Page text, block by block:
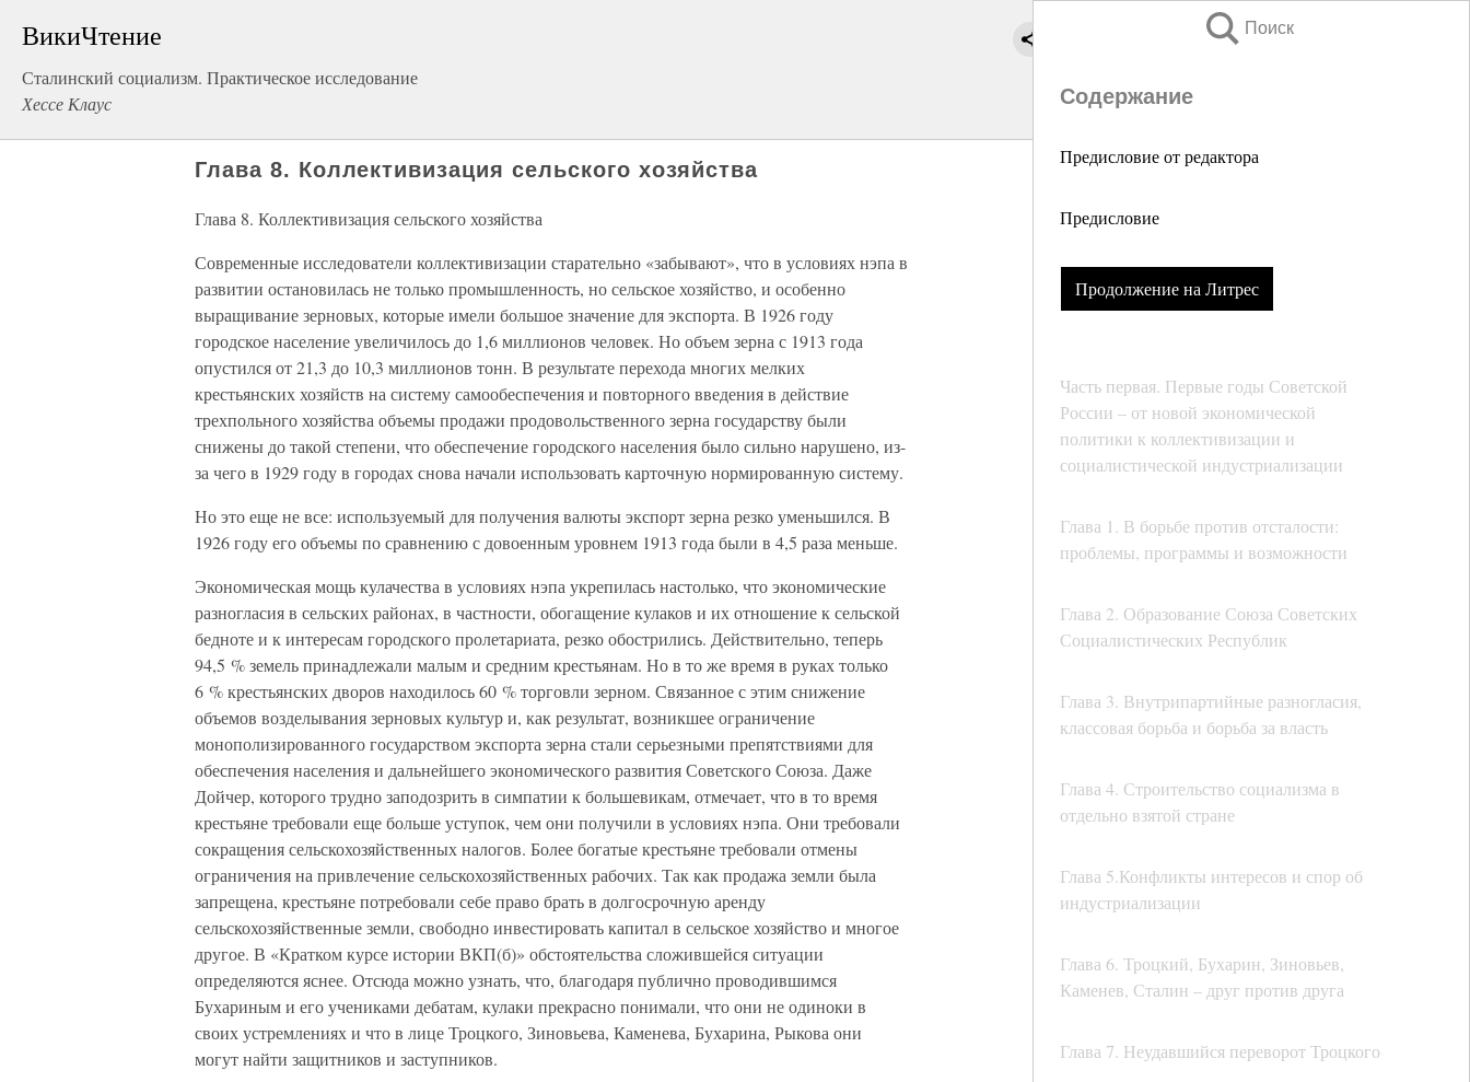
ВикиЧтение
Сталинский социализм. Практическое исследование
Хессе Клаус
Поиск
Содержание
Предисловие от редактора
Предисловие
Продолжение на Литрес
Часть первая. Первые годы Советской
России – от новой экономической
политики к коллективизации и
социалистической индустриализации
Глава 1. В борьбе против отсталости:
проблемы, программы и возможности
Глава 2. Образование Союза Советских
Социалистических Республик
Глава 3. Внутрипартийные разногласия,
классовая борьба и борьба за власть
Глава 4. Строительство социализма в
отдельно взятой стране
Глава 5.Конфликты интересов и спор об
индустриализации
Глава 6. Троцкий, Бухарин, Зиновьев,
Каменев, Сталин – друг против друга
Глава 7. Неудавшийся переворот Троцкого
Глава 8. Коллективизация сельского хозяйства
Глава 8. Коллективизация сельского хозяйства
Современные исследователи коллективизации старательно «забывают», что в условиях нэпа в
развитии остановилась не только промышленность, но сельское хозяйство, и особенно
выращивание зерновых, которые имели большое значение для экспорта. В 1926 году
городское население увеличилось до 1,6 миллионов человек. Но объем зерна с 1913 года
опустился от 21,3 до 10,3 миллионов тонн. В результате перехода многих мелких
крестьянских хозяйств на систему самообеспечения и повторного введения в действие
трехпольного хозяйства объемы продажи продовольственного зерна государству были
снижены до такой степени, что обеспечение городского населения было сильно нарушено, из-
за чего в 1929 году в городах снова начали использовать карточную нормированную систему.
Но это еще не все: используемый для получения валюты экспорт зерна резко уменьшился. В
1926 году его объемы по сравнению с довоенным уровнем 1913 года были в 4,5 раза меньше.
Экономическая мощь кулачества в условиях нэпа укрепилась настолько, что экономические
разногласия в сельских районах, в частности, обогащение кулаков и их отношение к сельской
бедноте и к интересам городского пролетариата, резко обострились. Действительно, теперь
94,5 % земель принадлежали малым и средним крестьянам. Но в то же время в руках только
6 % крестьянских дворов находилось 60 % торговли зерном. Связанное с этим снижение
объемов возделывания зерновых культур и, как результат, возникшее ограничение
монополизированного государством экспорта зерна стали серьезными препятствиями для
обеспечения населения и дальнейшего экономического развития Советского Союза. Даже
Дойчер, которого трудно заподозрить в симпатии к большевикам, отмечает, что в то время
крестьяне требовали еще больше уступок, чем они получили в условиях нэпа. Они требовали
сокращения сельскохозяйственных налогов. Более богатые крестьяне требовали отмены
ограничения на привлечение сельскохозяйственных рабочих. Так как продажа земли была
запрещена, крестьяне потребовали себе право брать в долгосрочную аренду
сельскохозяйственные земли, свободно инвестировать капитал в сельское хозяйство и многое
другое. В «Кратком курсе истории ВКП(б)» обстоятельства сложившейся ситуации
определяются яснее. Отсюда можно узнать, что, благодаря публично проводившимся
Бухариным и его учениками дебатам, кулаки прекрасно понимали, что они не одиноки в
своих устремлениях и что в лице Троцкого, Зиновьева, Каменева, Бухарина, Рыкова они
могут найти защитников и заступников.